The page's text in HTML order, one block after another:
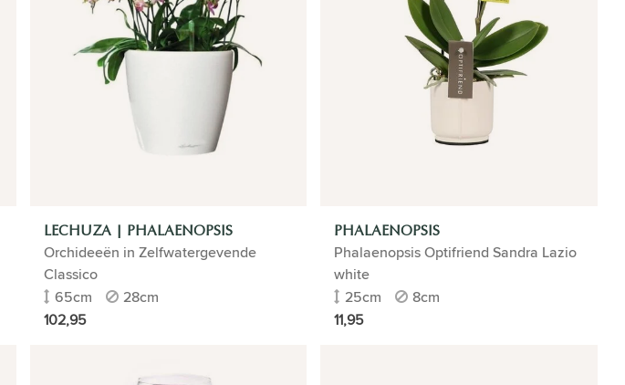
LECHUZA | PHALAENOPSIS
Orchideeën in Zelfwatergevende
Classico
65cm
28cm
102,95
PHALAENOPSIS
Phalaenopsis Optifriend Sandra Lazio
white
25cm
8cm
11,95